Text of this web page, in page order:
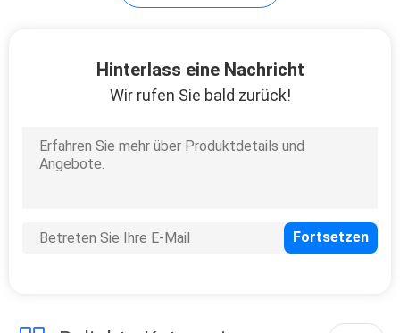
Selbstbremsbeläge
Hinterlass eine Nachricht
Wir rufen Sie bald zurück!